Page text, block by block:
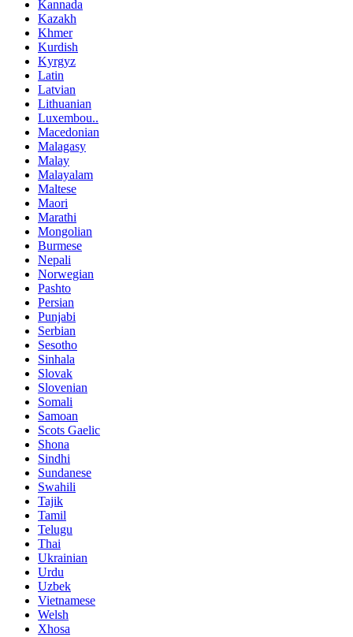
Kannada
Kazakh
Khmer
Kurdish
Kyrgyz
Latin
Latvian
Lithuanian
Luxembou..
Macedonian
Malagasy
Malay
Malayalam
Maltese
Maori
Marathi
Mongolian
Burmese
Nepali
Norwegian
Pashto
Persian
Punjabi
Serbian
Sesotho
Sinhala
Slovak
Slovenian
Somali
Samoan
Scots Gaelic
Shona
Sindhi
Sundanese
Swahili
Tajik
Tamil
Telugu
Thai
Ukrainian
Urdu
Uzbek
Vietnamese
Welsh
Xhosa